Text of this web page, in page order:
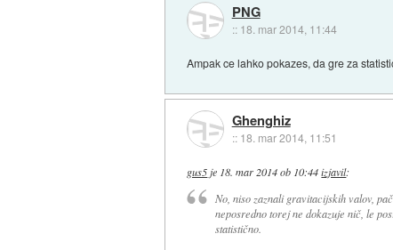
PNG
:: 18. mar 2014, 11:44
Ampak ce lahko pokazes, da gre za
Ghenghiz
:: 18. mar 2014, 11:51
gus5 je 18. mar 2014 ob 10:44 izjavil:
No, niso zaznali gravitacijskih valov,
neposredno torej ne dokazuje nič, le
statistično.